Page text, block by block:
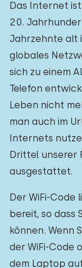
Das Internet
20.
Jahrzehnte alt
globales
sich zu einem
Telefon
Leben nicht
man auch im
Internets
Drittel unserer
ausgestattet.
Der WiFi-Code
bereit, so dass
können. Wenn
der WiFi-Code
dem Laptop